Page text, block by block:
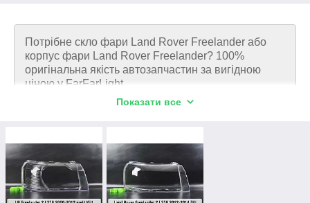
Потрібне скло фари Land Rover Freelander або
корпус фари Land Rover Freelander? 100%
оригінальна якість автозапчастин за вигідною
ціною у FarFarLight
Показати все